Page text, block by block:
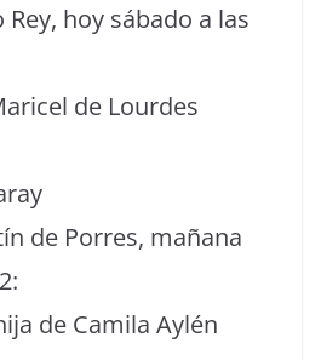
hoy sábado a las
de Lourdes
de Porres, mañana
de Camila Aylén